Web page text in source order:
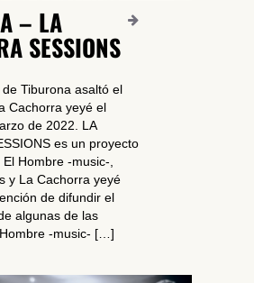
– LA
SESSIONS
Tiburona asaltó el
Cachorra yeyé el
de 2022. LA
es un proyecto
Hombre -music-,
y La Cachorra yeyé
de difundir el
algunas de las
-music- […]